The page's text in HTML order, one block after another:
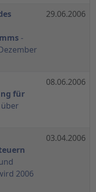
-
29.06.2006
für
08.06.2006
2006
03.04.2006